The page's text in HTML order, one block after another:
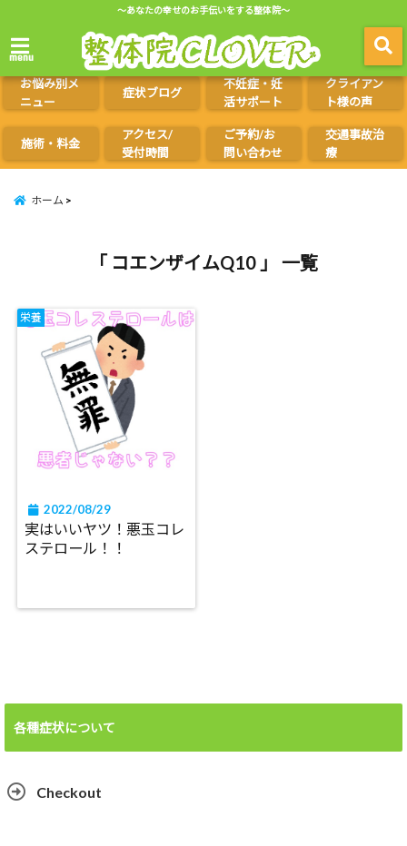
～あなたの幸せのお手伝いをする整体院～
menu
お悩み別メ
ニュー
症状ブログ
不妊症・妊
活サポート
クライアン
ト様の声
施術・料金
アクセス/
受付時間
ご予約/お
問い合わせ
交通事故治
療
ホーム
「 コエンザイムQ10 」 一覧
栄養
2022/08/29
実はいいヤツ！悪玉コレ
ステロール！！
各種症状について
Checkout